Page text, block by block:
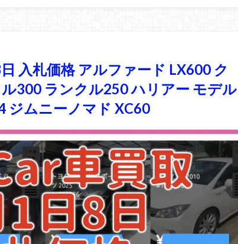
入札価格 アルファード LX600 ク
300 ランクル250 ハリアー モデル
ジムニーノマド XC60